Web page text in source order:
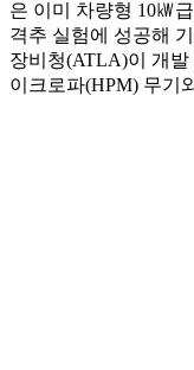
은 이미 차량형 10㎾
격추 실험에 성공해
장비청(ATLA)이 개
이크로파(HPM) 무기